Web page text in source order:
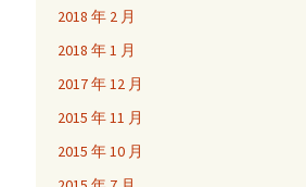
2018 年 2 月
2018 年 1 月
2017 年 12 月
2015 年 11 月
2015 年 10 月